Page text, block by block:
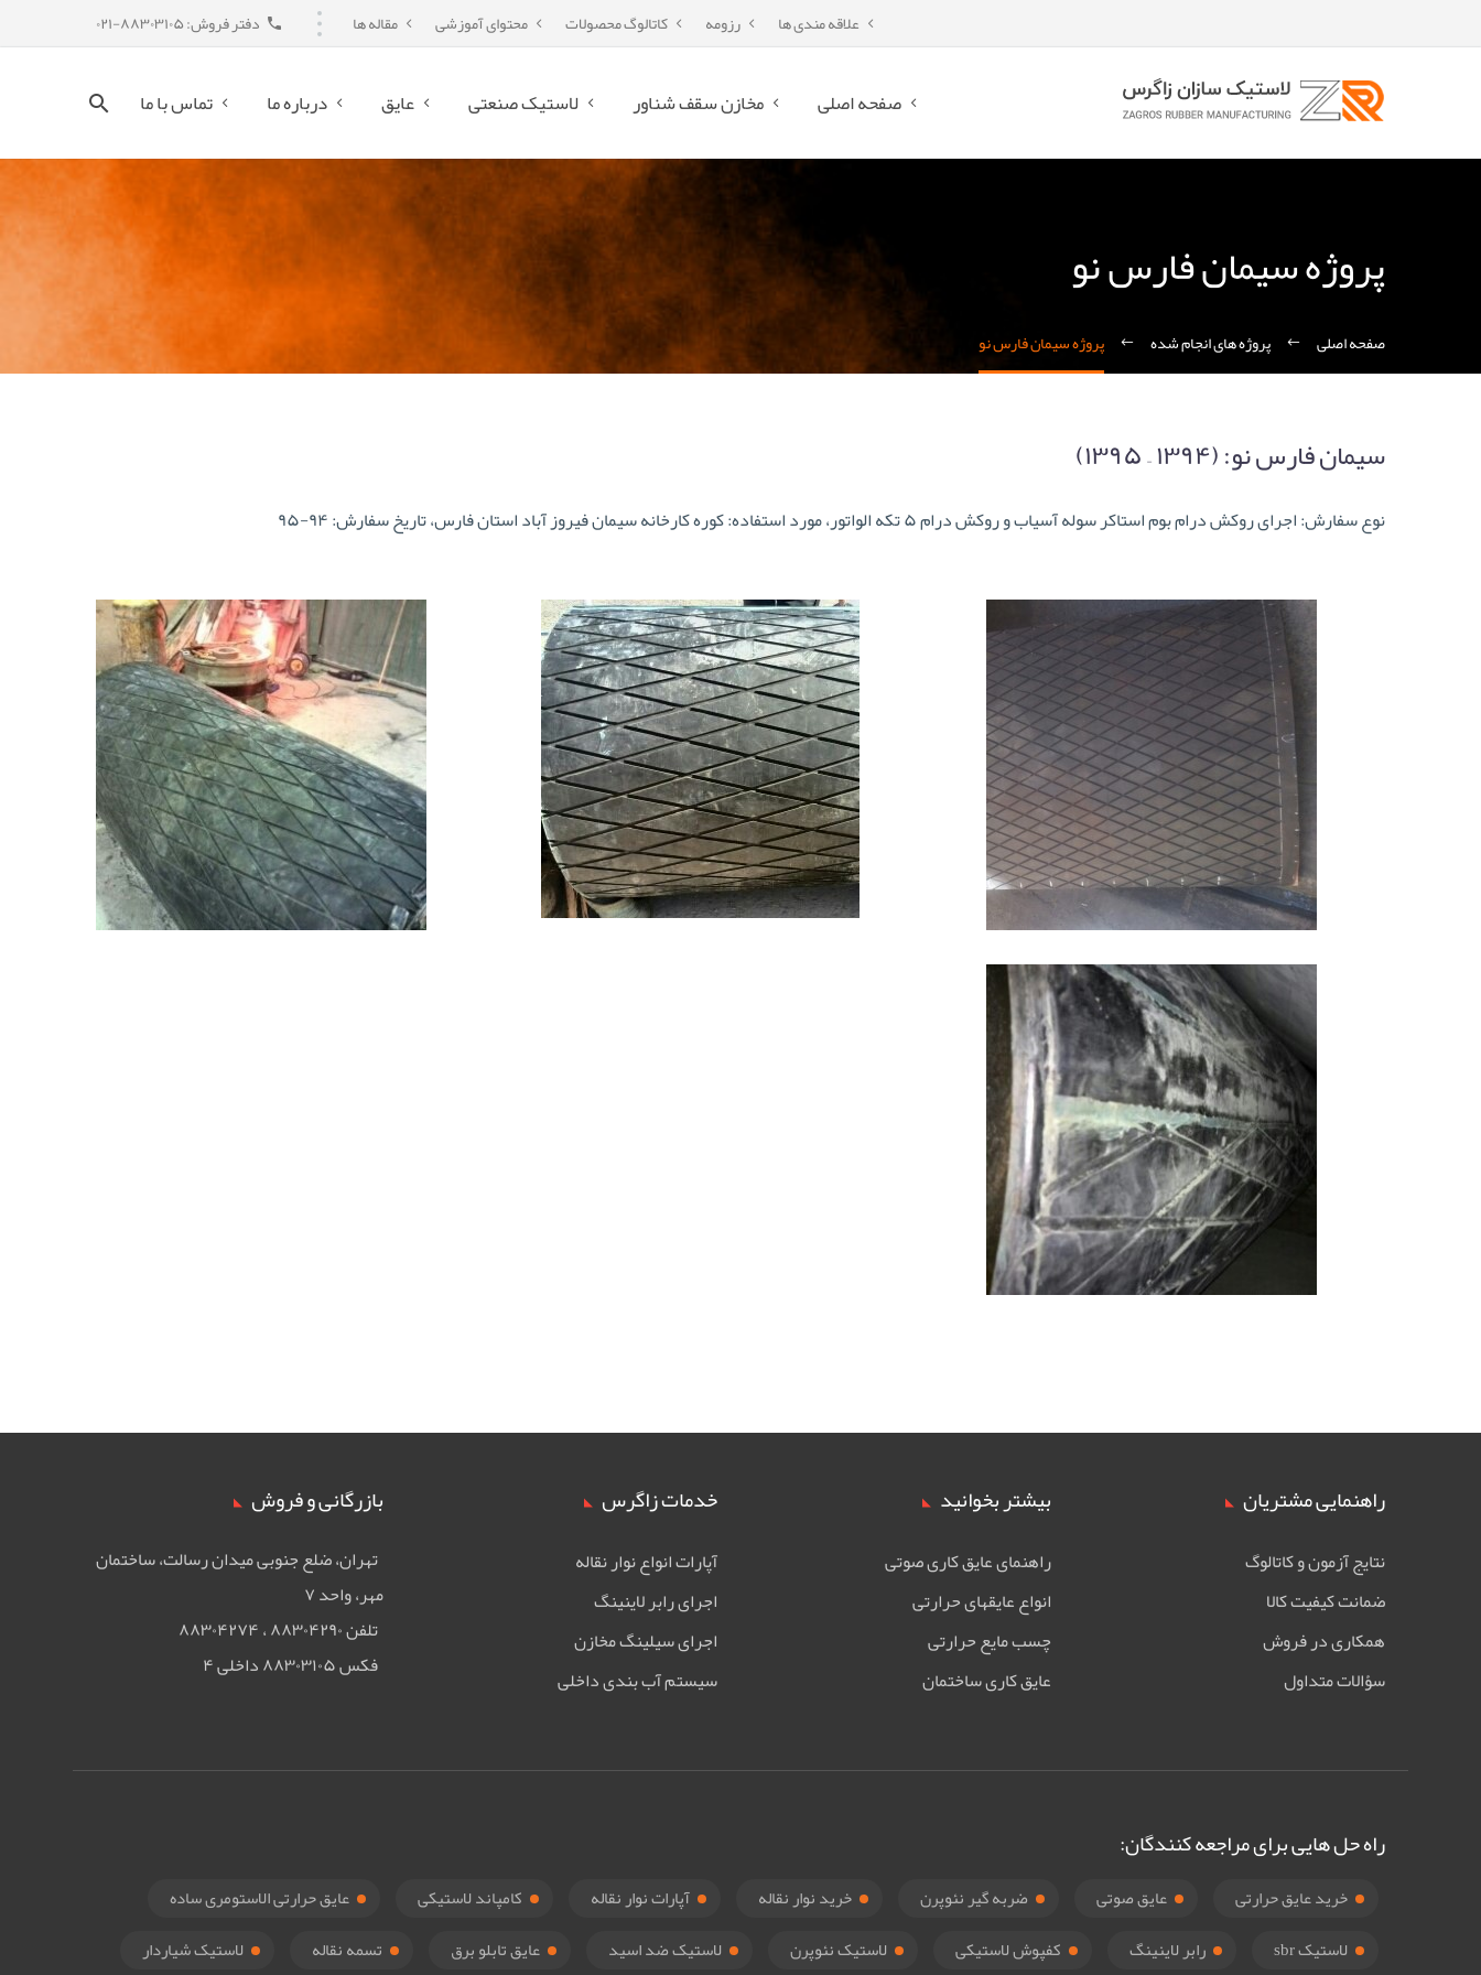
دفتر فروش: ۸۸۳۰۳۱۰۵-۰۲۱ علاقه مندی ها رزومه کاتالوگ محصولات محتوای آموزشی مقاله ها
صفحه اصلی مخازن سقف شناور لاستیک صنعتی عایق درباره ما تماس با ما
پروژه سیمان فارس نو
صفحه اصلی پروژه های انجام شده پروژه سیمان فارس نو
سیمان فارس نو: (۱۳۹۴ – ۱۳۹۵)
نوع سفارش: اجرای روکش درام بوم استاکر سوله آسیاب و روکش درام ۵ تکه الواتور، مورد استفاده: کوره کارخانه سیمان فیروز آباد استان فارس، تاریخ سفارش: ۹۴-۹۵
بازرگانی و فروش
تهران، ضلع جنوبی ميدان رسالت، ساختمان
مهر، واحد ۷
تلفن ۸۸۳۰۴۲۹۰ ، ۸۸۳۰۴۲۷۴
فکس ۸۸۳۰۳۱۰۵ داخلی ۴
خدمات زاگرس
آپارات انواع نوار نقاله
اجرای رابر لاینینگ
اجرای سیلینگ مخازن
سیستم آب بندی داخلی
بیشتر بخوانید
راهنمای عایق کاری صوتی
انواع عایقهای حرارتی
چسب مایع حرارتی
عایق کاری ساختمان
راهنمایی مشتریان
نتایج آزمون و کاتالوگ
ضمانت کیفیت کالا
همکاری در فروش
سؤالات متداول
راه حل هایی برای مراجعه کنندگان:
خرید عایق حرارتی عایق صوتی ضربه گیر نئوپرن خرید نوار نقاله آپارات نوار نقاله کامپاند لاستیکی
عایق حرارتی الاستومری ساده
لاستیک sbr
رابر لاینینگ کفپوش لاستیکی لاستیک نئوپرن لاستیک ضد اسید عایق تابلو برق تسمه نقاله لاستیک شیاردار